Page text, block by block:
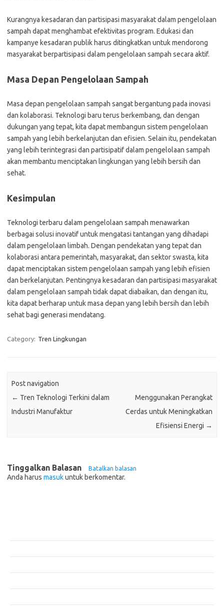
Kurangnya kesadaran dan partisipasi masyarakat dalam pengelolaan
sampah dapat menghambat efektivitas program. Edukasi dan
kampanye kesadaran publik harus ditingkatkan untuk mendorong
masyarakat berpartisipasi dalam pengelolaan sampah secara aktif.
Masa Depan Pengelolaan Sampah
Masa depan pengelolaan sampah sangat bergantung pada inovasi
dan kolaborasi. Teknologi baru terus berkembang, dan dengan
dukungan yang tepat, kita dapat membangun sistem pengelolaan
sampah yang lebih berkelanjutan dan efisien. Selain itu, pendekatan
yang lebih terintegrasi dan partisipatif dalam pengelolaan sampah
akan membantu menciptakan lingkungan yang lebih bersih dan
sehat.
Kesimpulan
Teknologi terbaru dalam pengelolaan sampah menawarkan
berbagai solusi inovatif untuk mengatasi tantangan yang dihadapi
dalam pengelolaan limbah. Dengan pendekatan yang tepat dan
kolaborasi antara pemerintah, masyarakat, dan sektor swasta, kita
dapat menciptakan sistem pengelolaan sampah yang lebih efisien
dan berkelanjutan. Pentingnya kesadaran dan partisipasi masyarakat
dalam pengelolaan sampah tidak dapat diabaikan, dan dengan itu,
kita dapat berharap untuk masa depan yang lebih bersih dan lebih
sehat bagi generasi mendatang.
Category: Tren Lingkungan
Post navigation
← Tren Teknologi Terkini dalam
Industri Manufaktur
Menggunakan Perangkat
Cerdas untuk Meningkatkan
Efisiensi Energi →
Tinggalkan Balasan Batalkan balasan
Anda harus masukuntuk berkomentar.